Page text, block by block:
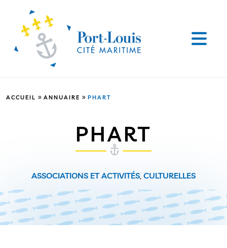
ACCUEIL » ANNUAIRE » PHART
PHART
ASSOCIATIONS ET ACTIVITÉS, CULTURELLES